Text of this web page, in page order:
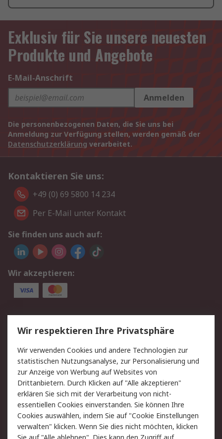
Exklusiv für Sie unsere neuesten
Produkte und Angebote
E-Mail-Anschrift
Anmelden
Die personenbezogenen Daten, die Sie uns bei
Anmeldung zur Verfügung stellen, werden gemäß der
Datenschutzerklärung verarbeitet.
Kontaktieren Sie uns:
+49 (0) 69 5800 14 234
Per E-Mail unter Kontakt
Sie finden uns auch auf:
Wir akzeptieren:
Service
Value Added Services
Lieferlösungen
Rücksendungen
Kontakt
Hilfe
Privatkunden
Rechtliches
AGB
Datenschutz
Cookie-Richtlinie
Zahlungsbedingungen
Copyright/Impressum
Entsorgung
Wir respektieren Ihre Privatsphäre
Wir verwenden Cookies und andere Technologien zur
statistischen Nutzungsanalyse, zur Personalisierung und
zur Anzeige von Werbung auf Websites von
Drittanbietern. Durch Klicken auf "Alle akzeptieren"
erklären Sie sich mit der Verarbeitung von nicht-
essentiellen Cookies einverstanden. Sie können Ihre
Cookies auswählen, indem Sie auf "Cookie Einstellungen
verwalten" klicken. Wenn Sie dies nicht möchten, klicken